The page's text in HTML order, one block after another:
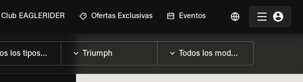
Club EAGLERIDER Ofertas Exclusivas Eventos